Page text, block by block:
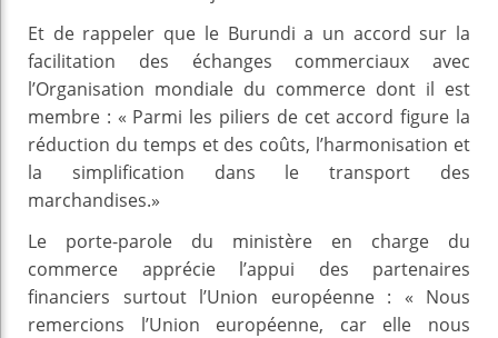
Et de rappeler que le Burundi a un accord sur la
facilitation des échanges commerciaux avec
l’Organisation mondiale du commerce dont il est
membre : « Parmi les piliers de cet accord figure la
réduction du temps et des coûts, l’harmonisation et
la simplification dans le transport des
marchandises.»
Le porte-parole du ministère en charge du
commerce apprécie l’appui des partenaires
financiers surtout l’Union européenne : « Nous
remercions l’Union européenne, car elle nous